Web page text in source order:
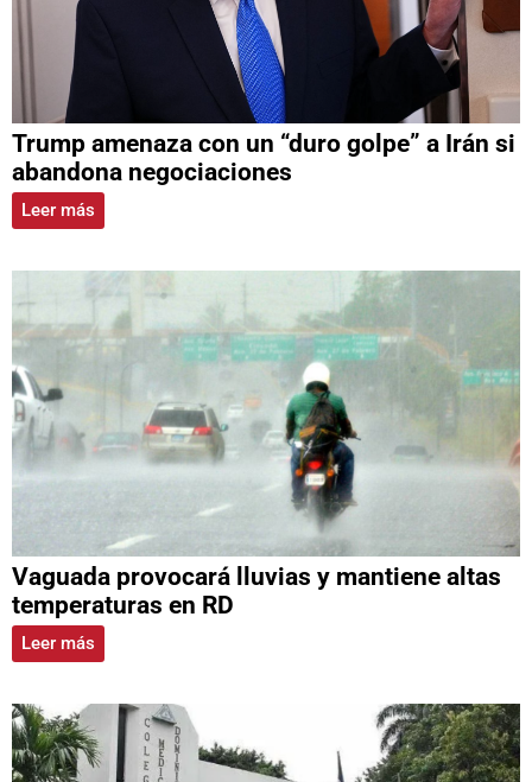
Trump amenaza con un “duro golpe” a Irán si
abandona negociaciones
Leer más
Vaguada provocará lluvias y mantiene altas
temperaturas en RD
Leer más